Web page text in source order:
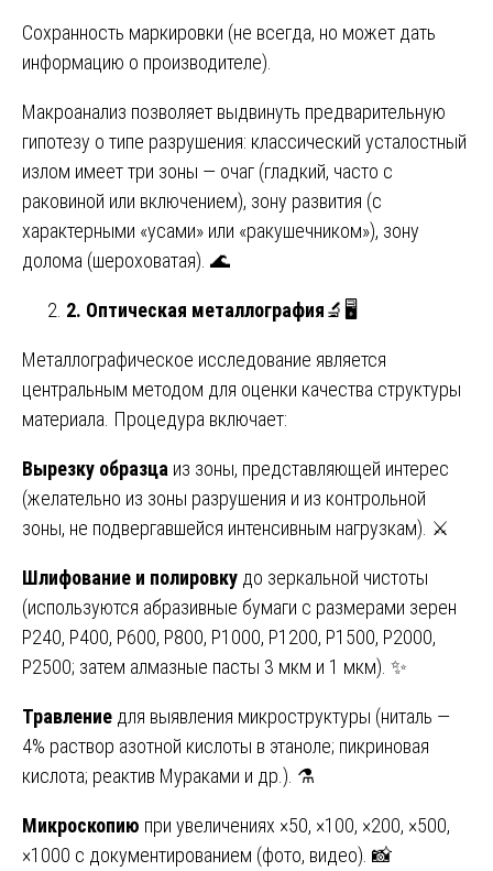
Сохранность маркировки (не всегда, но может дать
информацию о производителе).
Макроанализ позволяет выдвинуть предварительную
гипотезу о типе разрушения: классический усталостный
излом имеет три зоны — очаг (гладкий, часто с
раковиной или включением), зону развития (с
характерными «усами» или «ракушечником»), зону
долома (шероховатая). 🌊
2. Оптическая металлография🔬🖥️
Металлографическое исследование является
центральным методом для оценки качества структуры
материала. Процедура включает:
Вырезку образца из зоны, представляющей интерес
(желательно из зоны разрушения и из контрольной
зоны, не подвергавшейся интенсивным нагрузкам). ⚔️
Шлифование и полировку до зеркальной чистоты
(используются абразивные бумаги с размерами зерен
Р240, Р400, Р600, Р800, Р1000, Р1200, Р1500, Р2000,
Р2500; затем алмазные пасты 3 мкм и 1 мкм). ✨
Травление для выявления микроструктуры (ниталь —
4% раствор азотной кислоты в этаноле; пикриновая
кислота; реактив Мураками и др.). ⚗️
Микроскопию при увеличениях ×50, ×100, ×200, ×500,
×1000 с документированием (фото, видео). 📸